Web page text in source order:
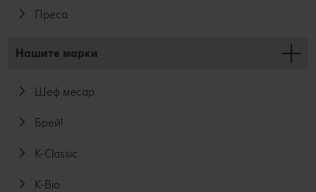
Преса
Нашите марки
Шеф месар
Брей!
K-Classic
K-Bio